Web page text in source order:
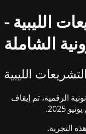
الليبية -
الشاملة
الرقمية، تم إيقاف
2025.
التجربة.